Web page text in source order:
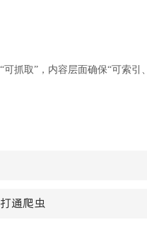
抓取”，内容层面确保“可索引、
通爬虫